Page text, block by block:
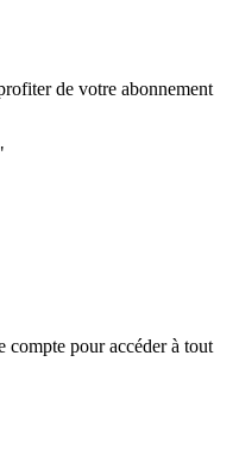
de votre abonnement
compte pour accéder à tout